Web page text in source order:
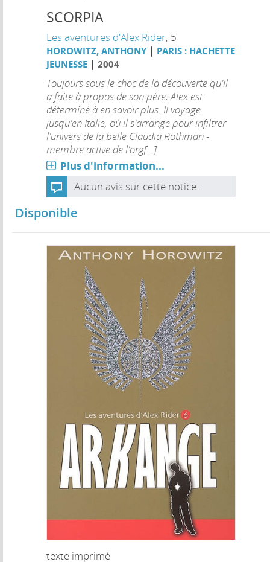
SCORPIA
Les aventures d'Alex Rider, 5
HOROWITZ, ANTHONY | PARIS : HACHETTE
JEUNESSE |2004
Toujours sous le choc de la découverte qu'il
a faite à propos de son père, Alex est
déterminé à en savoir plus. Il voyage
jusqu'en Italie, où il s'arrange pour infiltrer
l'univers de la belle Claudia Rothman -
membre active de l'org[...]
Plus d'information...
Aucun avis sur cette notice.
Disponible
texte imprimé